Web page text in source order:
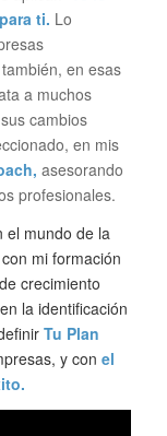
ti. Lo
en esas
a muchos
cambios
en mis
asesorando
profesionales.
el mundo de la
mi formación
crecimiento
la identificación
Tu Plan
y con el